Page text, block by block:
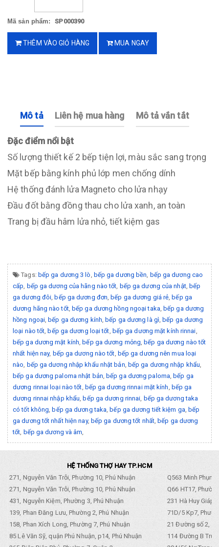
Mã sản phẩm: SP000390
THÊM VÀO GIỎ HÀNG MUA NGAY
Mô tả Liên hệ mua hàng Mô tả vắn tắt
Đặc điểm nổi bật
Số lượng thiết kế 2 bếp tiện lợi, màu sắc sang trọng
Mặt bếp bằng kính phủ lớp men chống dính
Hệ thống đánh lửa Magneto cho lửa nhạy
Đầu đốt bằng đồng thau cho lửa xanh, an toàn
Trang bị đầu hâm lửa nhỏ, tiết kiệm gas
Tags: bếp ga dương 3 lò bếp ga dương bền bếp ga dương cao
cấp bếp ga dương của hãng nào tốt bếp ga dương của nhật, bếp
ga dương đôi ,bếp ga dương đơn ,bếp ga dương giá rẻ ,bếp ga
dương hãng nào tốt,bếp ga dương hồng ngoại taka ,bếp ga dương
hồng ngoại ,bếp ga dương kính ,bếp ga dương là gì ,bếp ga dương
loại nào tốt ,bếp ga dương loại tốt bếp ga dương mặt kính rinnai
bếp ga dương mặt kính ,bếp ga dương mỏng ,bếp ga dương nào tốt
nhất hiện nay, bếp ga dương nào tốt bếp ga dương nên mua loại
nào bếp ga dương nhập khẩu nhật bản bếp ga dương nhập khẩu
bếp ga dương paloma nhật bản ,bếp ga dương paloma ,bếp ga
dương rinnai loại nào tốt bếp ga dương rinnai mặt kính bếp ga
dương rinnai nhập khẩu ,bếp ga dương rinnai bếp ga dương taka
có tốt không ,bếp ga dương taka ,bếp ga dương tiết kiệm ga ,bếp
ga dương tốt nhất hiện nay, bếp ga dương tốt nhất,bếp ga dương
tốt bếp ga dương và âm
HỆ THỐNG THỢ HAY TP.HCM
271, Nguyễn Văn Trỗi, Phường 10, Phú Nhuận
Q563 Minh
271, Nguyễn Văn Trỗi, Phường 10, Phú Nhuận
Q66 HT17,
431, Nguyễn Kiệm, Phường 3, Phú Nhuận
231 Hà Huy Giáp,
139, Phan Đăng Lưu, Phường 2, Phú Nhuận
71D/5 Kp7,
158, Phan Xích Long, Phường 7, Phú Nhuận
21 Đường số 2,
85 Lê Văn Sỹ, quận Phú Nhuận, p14, Phú Nhuận
114 Đường B